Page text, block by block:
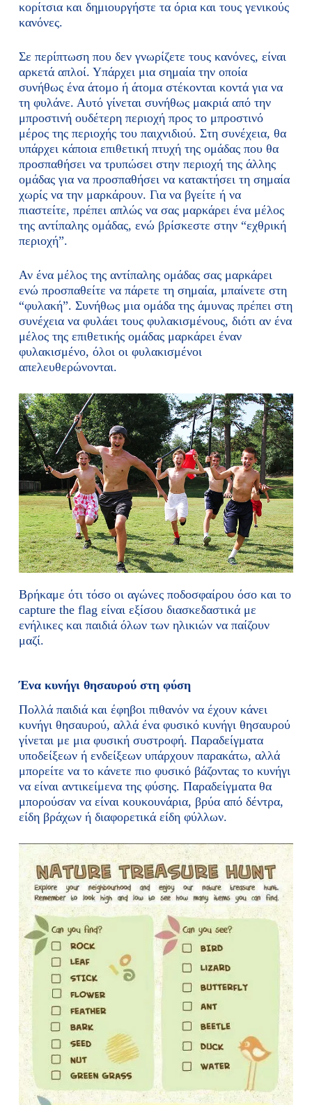
κορίτσια και δημιουργήστε τα όρια και τους γενικούς
κανόνες.
Σε περίπτωση που δεν γνωρίζετε τους κανόνες, είναι
αρκετά απλοί. Υπάρχει μια σημαία την οποία
συνήθως ένα άτομο ή άτομα στέκονται κοντά για να
τη φυλάνε. Αυτό γίνεται συνήθως μακριά από την
μπροστινή ουδέτερη περιοχή προς το μπροστινό
μέρος της περιοχής του παιχνιδιού. Στη συνέχεια, θα
υπάρχει κάποια επιθετική πτυχή της ομάδας που θα
προσπαθήσει να τρυπώσει στην περιοχή της άλλης
ομάδας για να προσπαθήσει να κατακτήσει τη σημαία
χωρίς να την μαρκάρουν. Για να βγείτε ή να
πιαστείτε, πρέπει απλώς να σας μαρκάρει ένα μέλος
της αντίπαλης ομάδας, ενώ βρίσκεστε στην “εχθρική
περιοχή”.
Αν ένα μέλος της αντίπαλης ομάδας σας μαρκάρει
ενώ προσπαθείτε να πάρετε τη σημαία, μπαίνετε στη
“φυλακή”. Συνήθως μια ομάδα της άμυνας πρέπει στη
συνέχεια να φυλάει τους φυλακισμένους, διότι αν ένα
μέλος της επιθετικής ομάδας μαρκάρει έναν
φυλακισμένο, όλοι οι φυλακισμένοι
απελευθερώνονται.
Βρήκαμε ότι τόσο οι αγώνες ποδοσφαίρου όσο και το
capture the flag είναι εξίσου διασκεδαστικά με
ενήλικες και παιδιά όλων των ηλικιών να παίζουν
μαζί.
Ένα κυνήγι θησαυρού στη φύση
Πολλά παιδιά και έφηβοι πιθανόν να έχουν κάνει
κυνήγι θησαυρού, αλλά ένα φυσικό κυνήγι θησαυρού
γίνεται με μια φυσική συστροφή. Παραδείγματα
υποδείξεων ή ενδείξεων υπάρχουν παρακάτω, αλλά
μπορείτε να το κάνετε πιο φυσικό βάζοντας το κυνήγι
να είναι αντικείμενα της φύσης. Παραδείγματα θα
μπορούσαν να είναι κουκουνάρια, βρύα από δέντρα,
είδη βράχων ή διαφορετικά είδη φύλλων.